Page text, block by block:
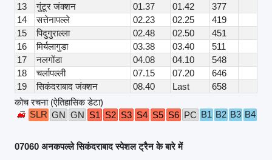
13
गुंटूर जंक्शन 01.37 01.42
377
14
सत्तेनापल्ले 02.23 02.25
419
15
पिदुगुराल्ला 02.48 02.50
451
16
मिर्यलागुडा 03.38 03.40
511
17
नलगोंडा 04.08 04.10
548
18
चर्लापल्ली 07.15 07.20
646
19
सिकंदराबाद जंक्शन 08.40 Last
658
कोच रचना (ऐतिहासिक डेटा)
SLR GN GN S1 S2 S3 S4 S5 S6 PC B1 B2 B3 B4
07060 अनकपल्ले सिकंदराबाद स्पेशल ट्रैन के बारे में